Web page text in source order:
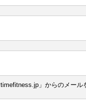
」からのメール